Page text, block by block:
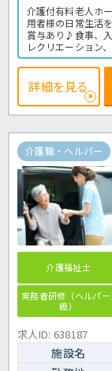
介護付有料老人ホ
用者様の日常生活
賞与あり♪食事、
レクリエーション
すいのも特長です
めの職場です。お
介護付有料老人ホ
老人ホームの求人＞
詳細を見る
介護職・ヘルパー
介護福祉士
実務者研修（ヘルパー
級）
求人ID: 638187
施設名